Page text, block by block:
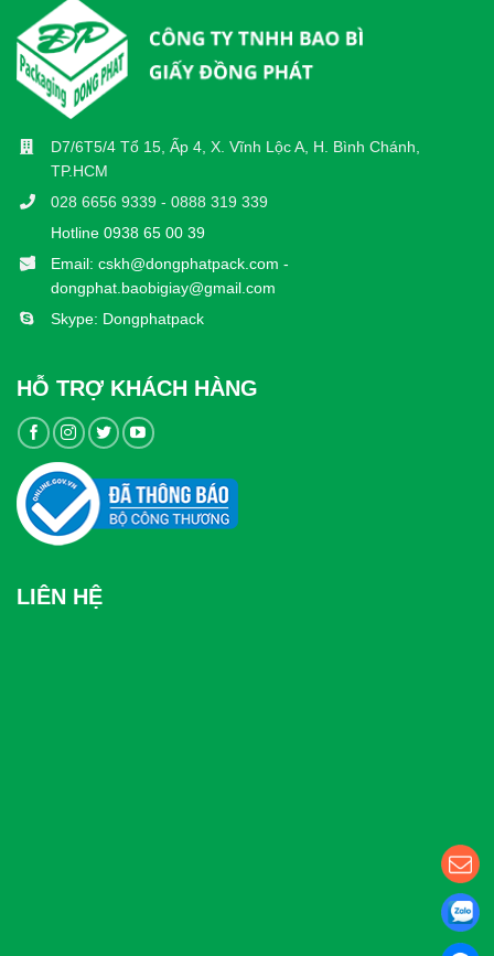
D7/6T5/4 Tổ 15, Ấp 4, X. Vĩnh Lộc A, H. Bình Chánh,
TP.HCM
028 6656 9339 - 0888 319 339
Hotline 0938 65 00 39
Email: cskh@dongphatpack.com -
dongphat.baobigiay@gmail.com
Skype: Dongphatpack
HỖ TRỢ KHÁCH HÀNG
LIÊN HỆ